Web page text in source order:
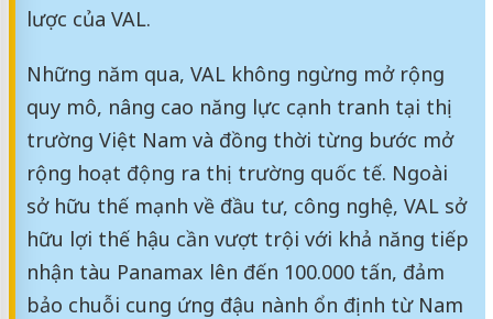
lược của VAL.
Những năm qua, VAL không ngừng mở rộng
quy mô, nâng cao năng lực cạnh tranh tại thị
trường Việt Nam và đồng thời từng bước mở
rộng hoạt động ra thị trường quốc tế. Ngoài
sở hữu thế mạnh về đầu tư, công nghệ, VAL sở
hữu lợi thế hậu cần vượt trội với khả năng tiếp
nhận tàu Panamax lên đến 100.000 tấn, đảm
bảo chuỗi cung ứng đậu nành ổn định từ Nam